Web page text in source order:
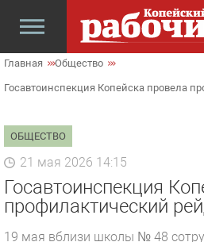
Главная Общество
Госавтоинспекция Копейска провела
ОБЩЕСТВО
21 мая 2026 14:15
Госавтоинспекция
профилактический
19 мая вблизи школы № 48